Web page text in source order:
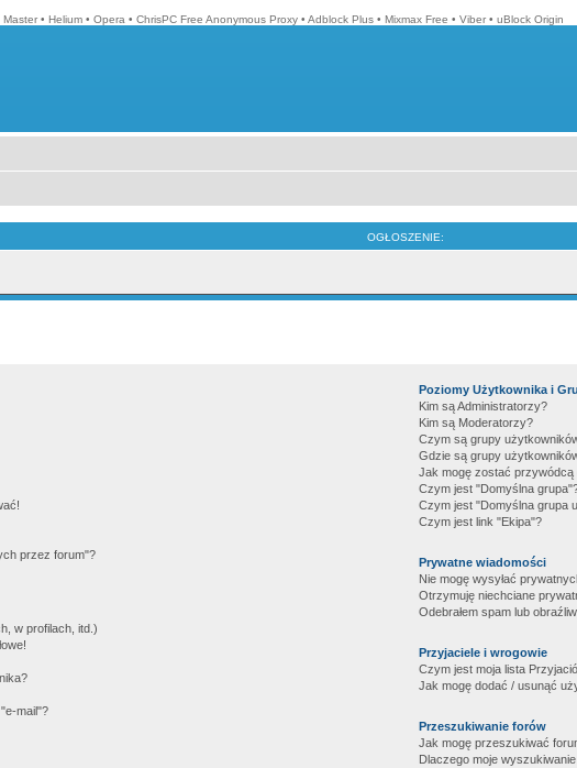
Master • Helium • Opera • ChrisPC Free Anonymous Proxy • Adblock Plus • Mixmax Free • Viber • uBlock Origin
OGŁOSZENIE:
przez forum"?
w profilach, itd.)
mail"?
Poziomy Użytkownika i
Kim są Administratorzy?
Kim są Moderatorzy?
Czym są grupy
Gdzie są grupy
Jak mogę zostać przywódcą
Czym jest "Domyślna
Czym jest "Domyślna grupa
Czym jest link "Ekipa"?
Prywatne wiadomości
Nie mogę wysyłać
Otrzymuję niechciane
Odebrałem spam lub
Przyjaciele i wrogowie
Czym jest moja lista
Jak mogę dodać / usunąć
Przeszukiwanie forów
Jak mogę przeszukiwać
Dlaczego moje